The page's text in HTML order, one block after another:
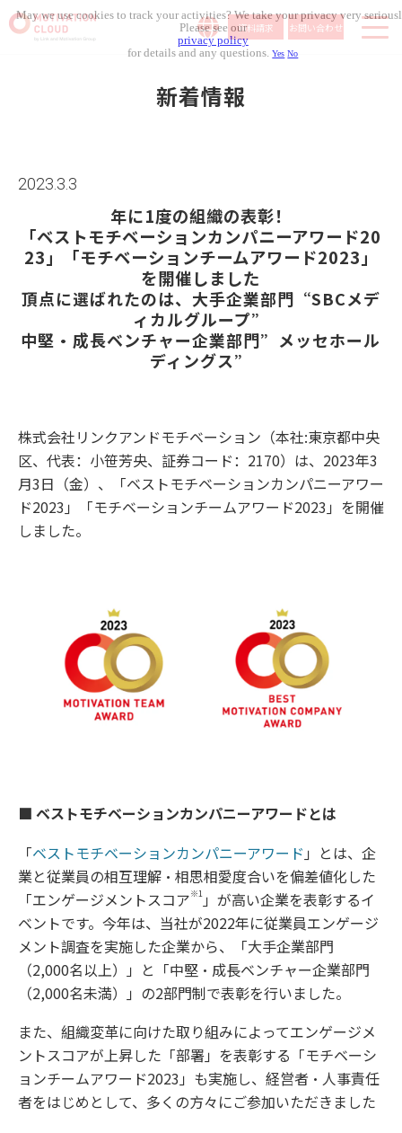
資料請求 お問い合わせ
導入事例
コラム記事
組織人事メディア
新着情報
2023.3.3
年に1度の組織の表彰！
「ベストモチベーションカンパニーアワード20
23」「モチベーションチームアワード2023」
を開催しました
頂点に選ばれたのは、大手企業部門“SBCメデ
ィカルグループ”
中堅・成長ベンチャー企業部門”メッセホール
ディングス”
株式会社リンクアンドモチベーション（本社:東京都中央
区、代表：小笹芳央、証券コード：2170）は、2023年3
月3日（金）、「ベストモチベーションカンパニーアワー
ド2023」「モチベーションチームアワード2023」を開催
しました。
■ ベストモチベーションカンパニーアワードとは
「ベストモチベーションカンパニーアワード 」とは、企
業と従業員の相互理解・相思相愛度合いを偏差値化した
「エンゲージメントスコア※1 」が高い企業を表彰するイ
ベントです。今年は、当社が2022年に従業員エンゲージ
メント調査を実施した企業から、「大手企業部門
（2,000名以上）」と「中堅・成長ベンチャー企業部門
（2,000名未満）」の2部門制で表彰を行いました。
また、組織変革に向けた取り組みによってエンゲージメ
ントスコアが上昇した「部署」を表彰する「モチベーシ
ョンチームアワード2023」も実施し、経営者・人事責任
者をはじめとして、多くの方々にご参加いただきました
May we use cookies to track your activities? We take your privacy very
Please see our
privacy policy
for details and any questions.Yes No